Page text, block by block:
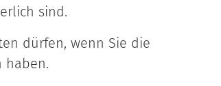
sind.
dürfen, wenn Sie die
haben.